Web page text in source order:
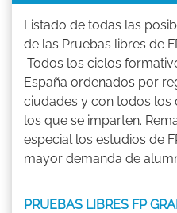
Listado de todas las
de las Pruebas libres de
Todos los ciclos
España ordenados por
ciudades y con todos los
los que se imparten.
especial los estudios de
mayor demanda de
PRUEBAS LIBRES FP